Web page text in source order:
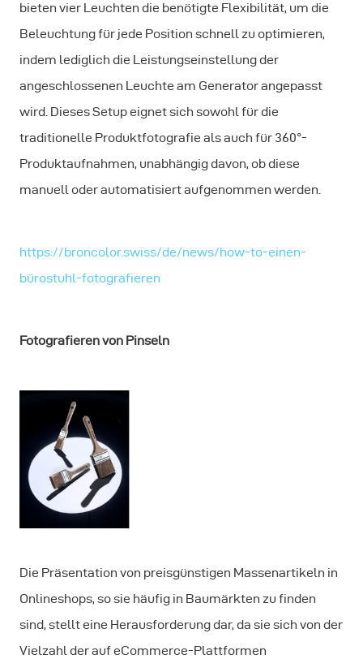
bieten vier Leuchten die benötigte Flexibilität, um die
Beleuchtung für jede Position schnell zu optimieren,
indem lediglich die Leistungseinstellung der
angeschlossenen Leuchte am Generator angepasst
wird. Dieses Setup eignet sich sowohl für die
traditionelle Produktfotografie als auch für 360°-
Produktaufnahmen, unabhängig davon, ob diese
manuell oder automatisiert aufgenommen werden.
https://broncolor.swiss/de/news/how-to-einen-
bürostuhl-fotografieren
Fotografieren von Pinseln
Die Präsentation von preisgünstigen Massenartikeln in
Onlineshops, so sie häufig in Baumärkten zu finden
sind, stellt eine Herausforderung dar, da sie sich von der
Vielzahl der auf eCommerce-Plattformen